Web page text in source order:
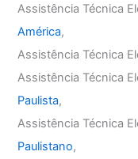
Assistência Técnica
América,
Assistência Técnica
Assistência Técnica
Paulista,
Assistência Técnica
Paulistano,